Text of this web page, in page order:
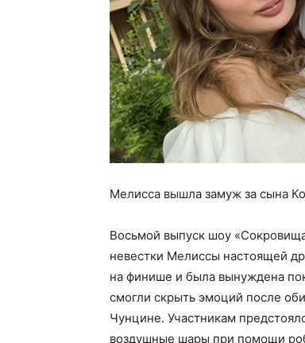
Мелисса вышла замуж за сына
Восьмой выпуск шоу
невестки Мелиссы настоящей
на финише и была вынуждена
смогли скрыть эмоций после
Чунцине. Участникам
воздушные шары при помощи